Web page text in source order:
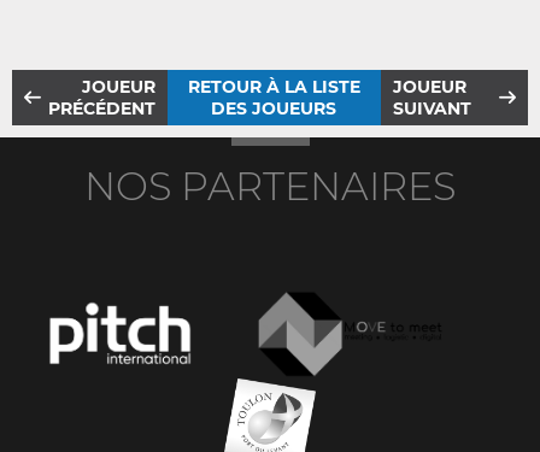
JOUEUR
PRÉCÉDENT
RETOUR À LA LISTE
DES JOUEURS
JOUEUR
SUIVANT
NOS PARTENAIRES